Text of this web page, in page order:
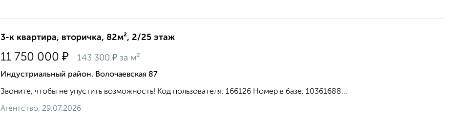
3-к квартира, вторичка, 82м², 2/25 этаж
11 750 000 ₽ 143 300 ₽ за м²
Индустриальный район, Волочаевская 87
Звоните, чтобы не упустить возможность! Код пользователя: 166126 Номер в базе: 10361688...
Агентство, 29.07.2026